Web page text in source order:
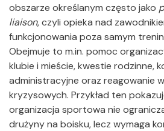
obszarze określanym często jako
liaison, czyli opieka nad
funkcjonowania poza samym
Obejmuje to m.in. pomoc
klubie i mieście, kwestie rodzinne,
administracyjne oraz reagowanie
kryzysowych. Przykład ten
organizacja sportowa nie
drużyny na boisku, lecz wymaga